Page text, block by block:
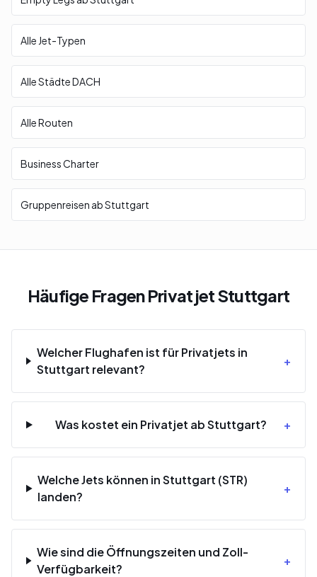
Alle Jet-Typen
Alle Städte DACH
Alle Routen
Business Charter
Gruppenreisen ab Stuttgart
Häufige Fragen Privatjet Stuttgart
Welcher Flughafen ist für Privatjets in
Stuttgart relevant?
+
Was kostet ein Privatjet ab Stuttgart? +
Welche Jets können in Stuttgart (STR)
landen?
+
Wie sind die Öffnungszeiten und Zoll-
Verfügbarkeit?
+